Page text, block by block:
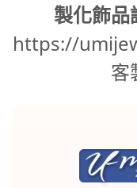
製化飾品
https://
客